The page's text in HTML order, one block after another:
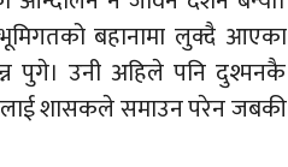
बहानामा लुक्दै आएका
पुगे। उनी अहिले पनि दुश्मनकै
शासकले समाउन परेन जबकी